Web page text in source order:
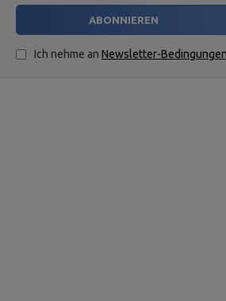
ABONNIEREN
Ich nehme an Newsletter-Bedingungen